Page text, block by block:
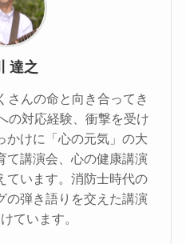
達之
さんの命と向き合ってき
の対応経験、衝撃を受け
かけに「心の元気」の大
て講演会、心の健康講演
ています。消防士時代の
の弾き語りを交えた講演
ています。